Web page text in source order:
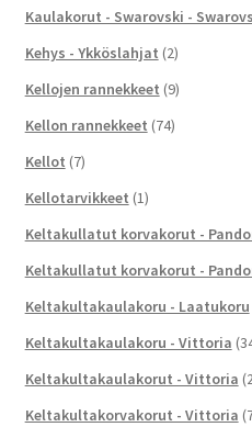
Kaulakorut - Swarovski -
Kehys - Ykköslahjat (2)
Kellojen rannekkeet (9)
Kellon rannekkeet (74)
Kellot (7)
Kellotarvikkeet (1)
Keltakullatut korvakorut -
Keltakullatut korvakorut -
Keltakultakaulakoru - Laatukoru
Keltakultakaulakoru - Vittoria
Keltakultakaulakorut - Vittoria
Keltakultakorvakorut - Vittoria